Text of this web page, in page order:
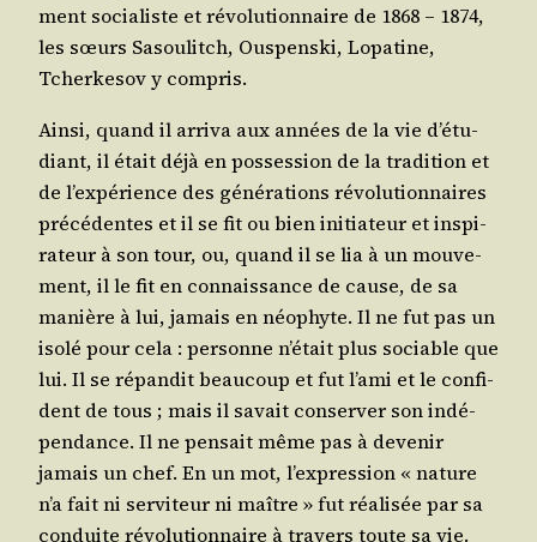
ment socia­liste et révo­lu­tion­naire de 1868 – 1874,
les sœurs Sasou­litch, Ous­pens­ki, Lopa­tine,
Tcher­ke­sov y compris.
Ain­si, quand il arri­va aux années de la vie d’é­tu­
diant, il était déjà en pos­ses­sion de la tra­di­tion et
de l’ex­pé­rience des géné­ra­tions révo­lu­tion­naires
pré­cé­dentes et il se fit ou bien ini­tia­teur et ins­pi­
ra­teur à son tour, ou, quand il se lia à un mou­ve­
ment, il le fit en connais­sance de cause, de sa
manière à lui, jamais en néo­phyte. Il ne fut pas un
iso­lé pour cela : per­sonne n’é­tait plus sociable que
lui. Il se répan­dit beau­coup et fut l’a­mi et le confi­
dent de tous ; mais il savait conser­ver son indé­
pen­dance. Il ne pen­sait même pas à deve­nir
jamais un chef. En un mot, l’ex­pres­sion « nature
n’a fait ni ser­vi­teur ni maître » fut réa­li­sée par sa
conduite révo­lu­tion­naire à tra­vers toute sa vie.